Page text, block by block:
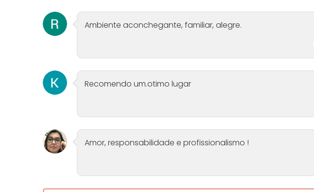
Ambiente aconchegante, familiar, alegre.
Recomendo um.otimo lugar
Amor, responsabilidade e profissionalismo !